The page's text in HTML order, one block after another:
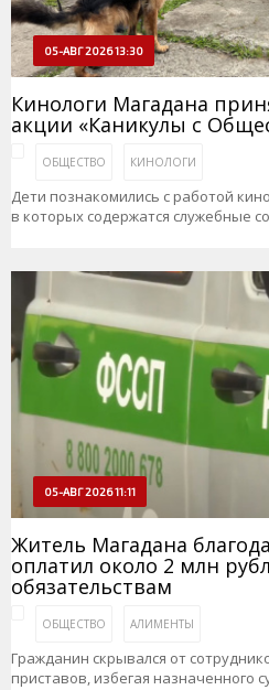
05-АВГ 2026 13:30
Кинологи Магадана
акции «Каникулы с
ОБЩЕСТВО КИНОЛОГИ
Дети познакомились с работой
в которых содержатся служебные
05-АВГ 2026 11:11
Житель Магадана
оплатил около 2 млн
обязательствам
ОБЩЕСТВО АЛИМЕНТЫ
Гражданин скрывался от
приставов, избегая назначенного